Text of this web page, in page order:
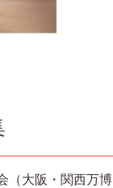
大阪・関西万